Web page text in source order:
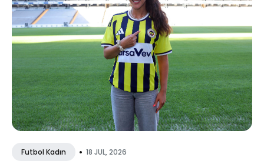
Futbol Kadın • 18 JUL, 2026